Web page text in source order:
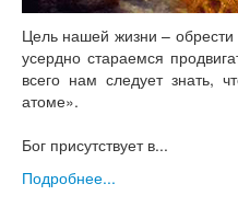
Цель нашей жизни –
усердно стараемся
всего нам следует знать,
атоме».
Бог присутствует в...
Подробнее...